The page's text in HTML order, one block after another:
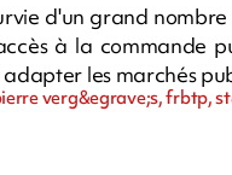
d'un grand
à la commande
les marchés
verg&egrave;s, frbtp,